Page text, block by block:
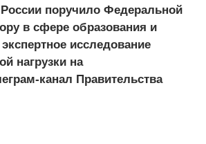
России поручило Федеральной
в сфере образования и
исследование
нагрузки на
канал Правительства